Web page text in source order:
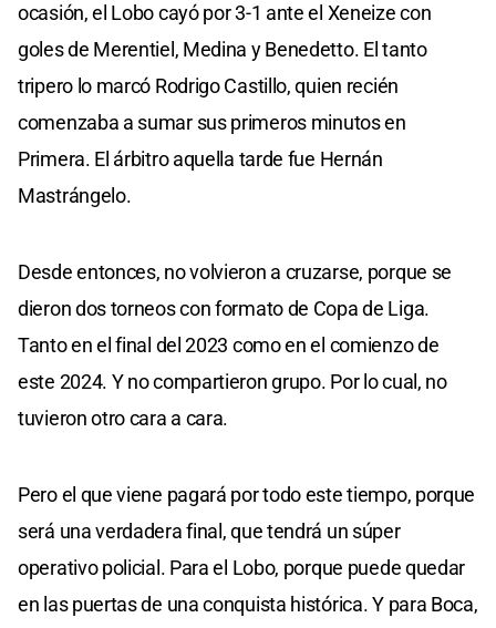
ocasión, el Lobo cayó por 3-1 ante el Xeneize con
goles de Merentiel, Medina y Benedetto. El tanto
tripero lo marcó Rodrigo Castillo, quien recién
comenzaba a sumar sus primeros minutos en
Primera. El árbitro aquella tarde fue Hernán
Mastrángelo.
Desde entonces, no volvieron a cruzarse, porque se
dieron dos torneos con formato de Copa de Liga.
Tanto en el final del 2023 como en el comienzo de
este 2024. Y no compartieron grupo. Por lo cual, no
tuvieron otro cara a cara.
Pero el que viene pagará por todo este tiempo, porque
será una verdadera final, que tendrá un súper
operativo policial. Para el Lobo, porque puede quedar
en las puertas de una conquista histórica. Y para Boca,